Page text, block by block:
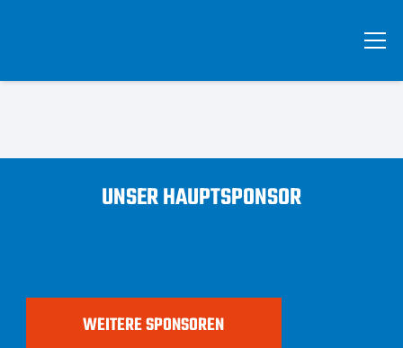
UNSER HAUPTSPONSOR
WEITERE SPONSOREN